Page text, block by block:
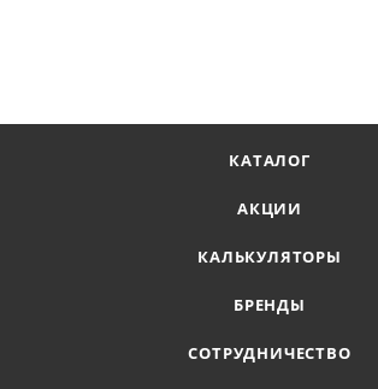
КАТАЛОГ
АКЦИИ
КАЛЬКУЛЯТОРЫ
БРЕНДЫ
СОТРУДНИЧЕСТВО